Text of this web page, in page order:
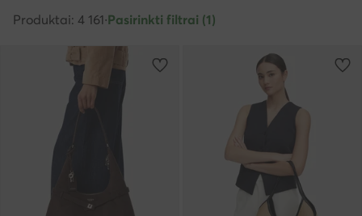
Produktai: 4 161·Pasirinkti filtrai (1)